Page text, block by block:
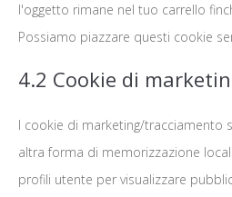
l'oggetto rimane nel tuo carrello
Possiamo piazzare questi cookie
4.2 Cookie di
I cookie di marketing/tracciamento
altra forma di memorizzazione
profili utente per visualizzare